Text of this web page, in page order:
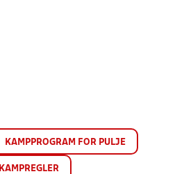
KAMPPROGRAM FOR PULJE
KAMPREGLER